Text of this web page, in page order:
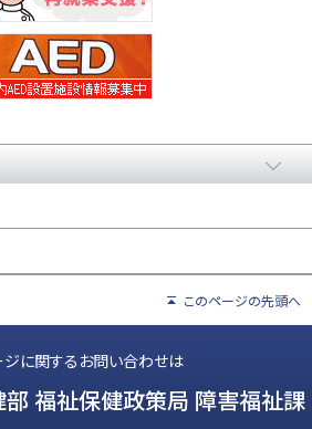
このページの先頭へ
ジに関するお問い合わせは
福祉保健政策局 障害福祉課